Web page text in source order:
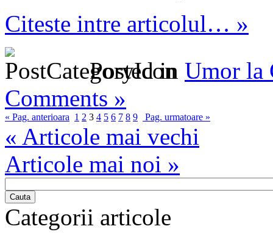
Citeste intre articolul… »
Posted in Umor la
Comments »
« Pag. anterioara 1 2 3 4 5 6 7 8 9 Pag. urmatoare »
« Articole mai vechi
Articole mai noi »
Cauta
Categorii articole